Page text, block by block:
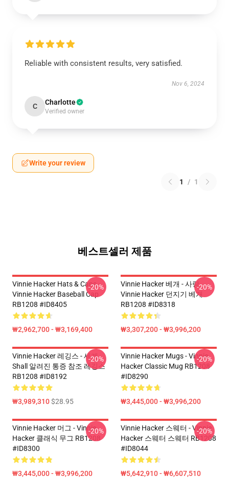
Reliable with consistent results, very satisfied.
Nov 6, 2024
C Charlotte
Verified owner
Write your review
1 / 1
베스트셀러 제품
Vinnie Hacker Hats & Caps -
Vinnie Hacker Baseball Cap
RB1208 #ID8405
₩2,962,700 - ₩3,169,400
-20%
Vinnie Hacker 베개 - 사랑
Vinnie Hacker 던지기 베개
RB1208 #ID8318
₩3,307,200 - ₩3,996,200
-20%
Vinnie Hacker 레깅스 - 세계
Shall 알려진 통증 참조 레깅스
RB1208 #ID8192
₩3,989,310$28.95
-20%
Vinnie Hacker Mugs - Vinnie
Hacker Classic Mug RB1208
#ID8290
₩3,445,000 - ₩3,996,200
-20%
Vinnie Hacker 머그 - Vinnie
Hacker 클래식 무그 RB1208
#ID8300
₩3,445,000 - ₩3,996,200
-20%
Vinnie Hacker 스웨터 - Vinnie
Hacker 스웨터 스웨터 RB1208
#ID8044
₩5,642,910 - ₩6,607,510
-20%